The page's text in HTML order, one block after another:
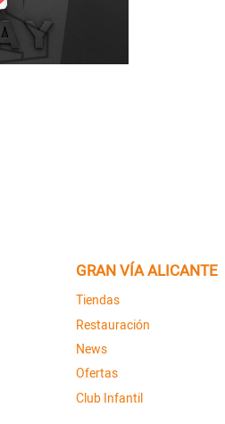
GRAN VÍA ALICANTE
Tiendas
Restauración
News
Ofertas
Club Infantil